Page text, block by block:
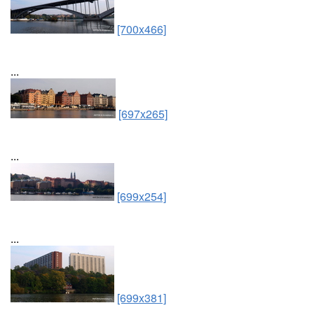
[700x466]
...
[697x265]
...
[699x254]
...
[699x381]